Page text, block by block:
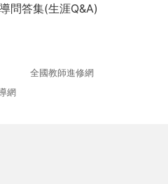
問答集(生涯Q&A)
網
全國教師進修網